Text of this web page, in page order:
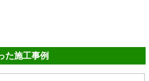
た施工事例